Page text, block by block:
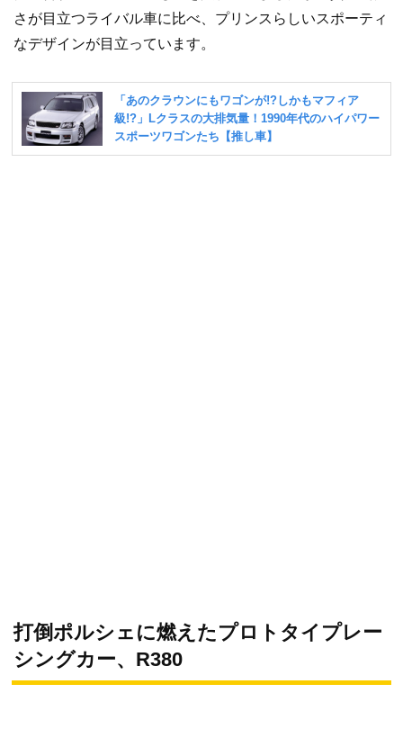
さが目立つライバル車に比べ、プリンスらしいスポーティ
なデザインが目立っています。
打倒ポルシェに燃えたプロトタイプレー
シングカー、R380